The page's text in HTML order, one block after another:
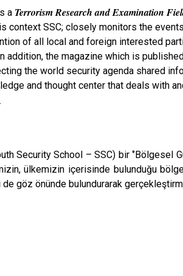
a Terrorism Research and Examination
SSC; closely monitors the
of all local and foreign interested
the magazine which is
the world security agenda shared
and thought center that deals with
School – SSC) bir ‘’Bölgesel
ülkemizin içerisinde bulunduğu
göz önünde bulundurarak